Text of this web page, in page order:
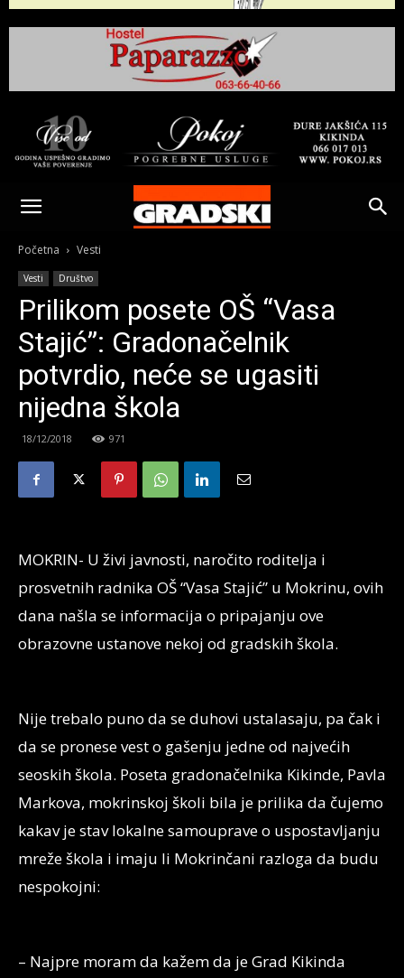
Gradski
Online
Kikinda
Početna Vesti
Vesti Društvo
Prilikom posete OŠ “Vasa
Stajić”: Gradonačelnik
potvrdio, neće se ugasiti
nijedna škola
18/12/2018 971
MOKRIN- U živi javnosti, naročito roditelja i
prosvetnih radnika OŠ “Vasa Stajić” u Mokrinu, ovih
dana našla se informacija o pripajanju ove
obrazovne ustanove nekoj od gradskih škola.
Nije trebalo puno da se duhovi ustalasaju, pa čak i
da se pronese vest o gašenju jedne od najvećih
seoskih škola. Poseta gradonačelnika Kikinde, Pavla
Markova, mokrinskoj školi bila je prilika da čujemo
kakav je stav lokalne samouprave o uspostavljanju
mreže škola i imaju li Mokrinčani razloga da budu
nespokojni:
– Najpre moram da kažem da je Grad Kikinda